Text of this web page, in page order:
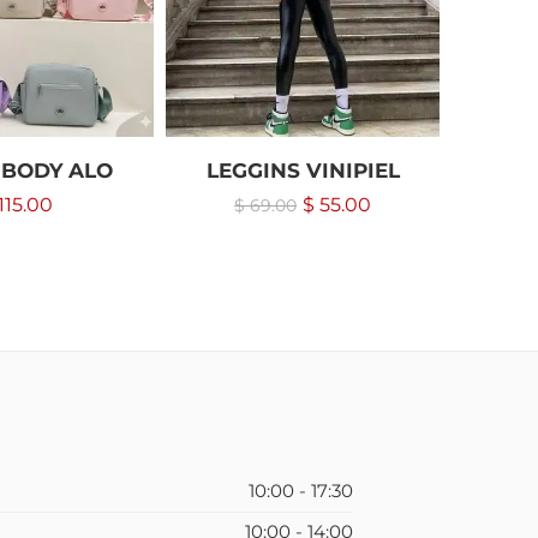
ALO LEGGINS VINIPIEL
$69.00 $ 55.00
10:00 - 17:30
10:00 - 14:00